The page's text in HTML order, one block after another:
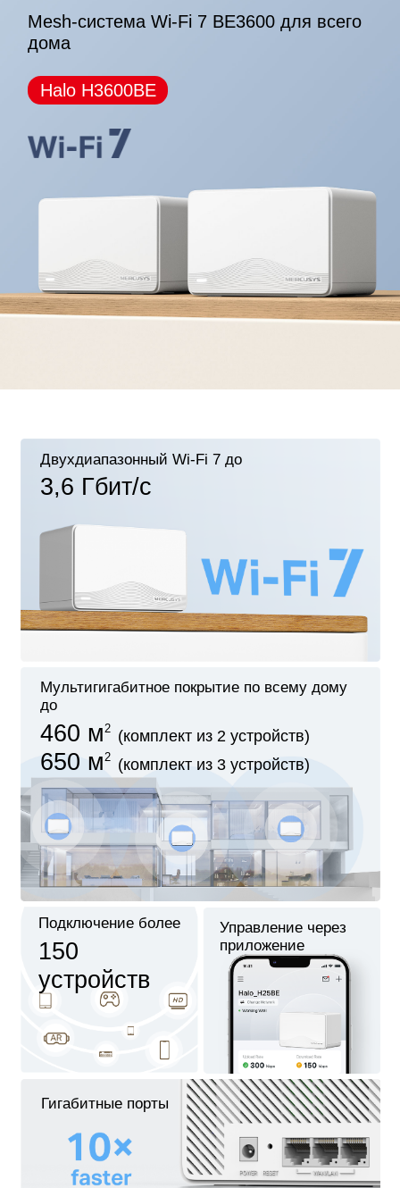
*Обратите внимание: устройства серий Halo H и
Halo S не могут работать вместе.
Mesh-система Wi-Fi 7 BE3600 для всего
дома
Halo H3600BE
Двухдиапазонный Wi-Fi 7 до
3,6 Гбит/с
Подключение более
150
устройств
Управление через
приложение
Мультигигабитное покрытие по всему дому
до
460 м 2 (комплект из 2 устройств)
650 м 2 (комплект из 3 устройств)
Гигабитные порты